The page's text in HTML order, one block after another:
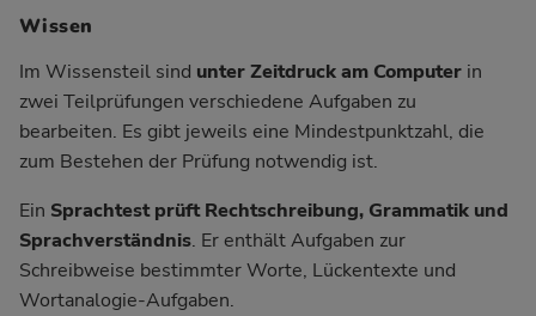
Wissen
Im Wissensteil sind unter Zeitdruck am Computer in
zwei Teilprüfungen verschiedene Aufgaben zu
bearbeiten. Es gibt jeweils eine Mindestpunktzahl, die
zum Bestehen der Prüfung notwendig ist.
Ein Sprachtestprüft Rechtschreibung, Grammatik und
Sprachverständnis. Er enthält Aufgaben zur
Schreibweise bestimmter Worte, Lückentexte und
Wortanalogie-Aufgaben.